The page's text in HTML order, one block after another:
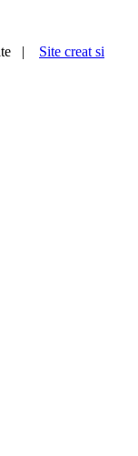
| Site creat si